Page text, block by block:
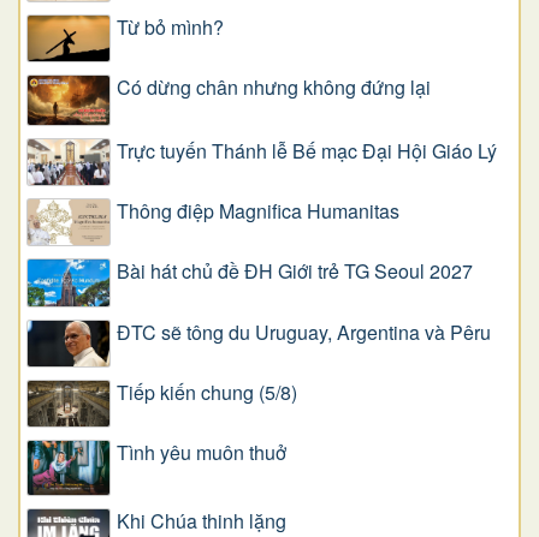
Từ bỏ mình?
Có dừng chân nhưng không đứng lại
Trực tuyến Thánh lễ Bế mạc Đại Hội Giáo Lý
Thông điệp Magnifica Humanitas
Bài hát chủ đề ĐH Giới trẻ TG Seoul 2027
ĐTC sẽ tông du Uruguay, Argentina và Pêru
Tiếp kiến chung (5/8)
Tình yêu muôn thuở
Khi Chúa thinh lặng